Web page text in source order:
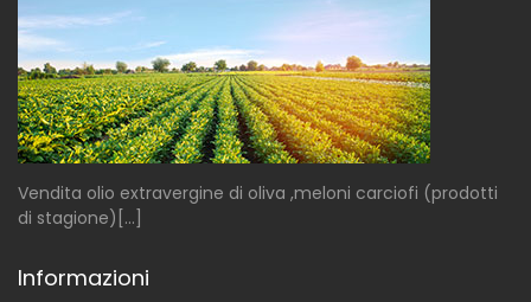
Vendita olio extravergine di oliva ,meloni carciofi (prodotti
di stagione)[...]
Informazioni